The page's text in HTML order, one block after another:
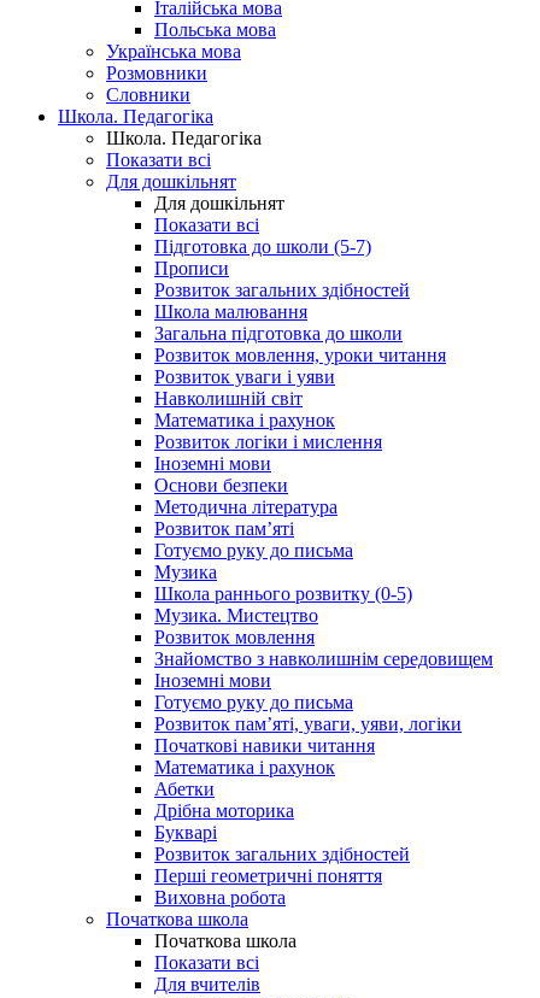
Італійська мова
Польська мова
Українська мова
Розмовники
Словники
Школа. Педагогіка
Школа. Педагогіка
Показати всі
Для дошкільнят
Для дошкільнят
Показати всі
Підготовка до школи (5-7)
Прописи
Розвиток загальних здібностей
Школа малювання
Загальна підготовка до школи
Розвиток мовлення, уроки читання
Розвиток уваги і уяви
Навколишній світ
Математика і рахунок
Розвиток логіки і мислення
Іноземні мови
Основи безпеки
Методична література
Розвиток пам’яті
Готуємо руку до письма
Музика
Школа раннього розвитку (0-5)
Музика. Мистецтво
Розвиток мовлення
Знайомство з навколишнім середовищем
Іноземні мови
Готуємо руку до письма
Розвиток пам’яті, уваги, уяви, логіки
Початкові навики читання
Математика і рахунок
Абетки
Дрібна моторика
Букварі
Розвиток загальних здібностей
Перші геометричні поняття
Виховна робота
Початкова школа
Початкова школа
Показати всі
Для вчителів